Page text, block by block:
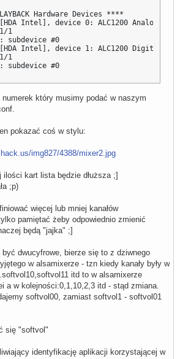
"dmixer"
"Softvol03"
0
softvol
"dmixer"
"Softvol04"
0
softvol
"Softvol05"
0
softvol
"dmixer"
Hardware Devices ****
Intel], device 0: ALC1200 Analog
1
subdevice #0
Intel], device 1: ALC1200 Digital
1
subdevice #0
który musimy podać w naszym
pokazać coś w stylu:
kart lista będzie dłuższa ;]
;p)
więcej lub mniej kanałów
pamiętać żeby odpowiednio zmienić
będą "jajka" ;]
być dwucyfrowe, bierze się to z dziwnego
w alsamixerze - tzn kiedy kanały były w
itd to w alsamixerze
a w kolejności:0,1,10,2,3 itd - stąd zmiana.
softvol00, zamiast softvol1 - softvol01
się "softvol"
identyfikację aplikacji korzystającej w